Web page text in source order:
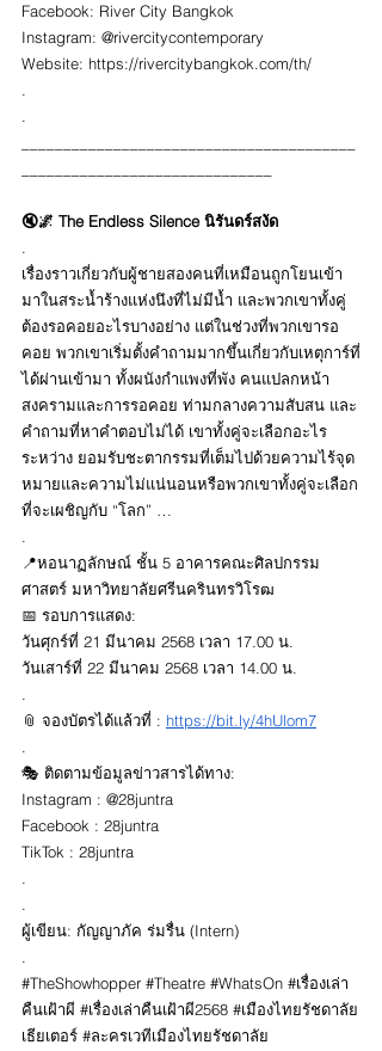
Facebook: River City Bangkok
Instagram: @rivercitycontemporary
Website: https://rivercitybangkok.com/th/
.
.
🔇🌌 The Endless Silence นิรันดร์สงัด
.
เรื่องราวเกี่ยวกับผู้ชายสองคนที่เหมือนถูกโยนเข้า
มาในสระน้ำร้างแห่งนึงที่ไม่มีน้ำ และพวกเขาทั้งคู่
ต้องรอคอยอะไรบางอย่าง แต่ในช่วงที่พวกเขารอ
คอย พวกเขาเริ่มตั้งคำถามมากขึ้นเกี่ยวกับเหตุการ์ที่
ได้ผ่านเข้ามา ทั้งผนังกำแพงที่พัง คนแปลกหน้า
สงครามและการรอคอย ท่ามกลางความสับสน และ
คำถามที่หาคำตอบไม่ได้ เขาทั้งคู่จะเลือกอะไร
ระหว่าง ยอมรับชะตากรรมที่เต็มไปด้วยความไร้จุด
หมายและความไม่แน่นอนหรือพวกเขาทั้งคู่จะเลือก
ที่จะเผชิญกับ “โลก” …
.
📍หอนาฏลักษณ์ ชั้น 5 อาคารคณะศิลปกรรม
ศาสตร์ มหาวิทยาลัยศรีนครินทรวิโรฒ
📅 รอบการแสดง:
วันศุกร์ที่ 21 มีนาคม 2568 เวลา 17.00 น.
วันเสาร์ที่ 22 มีนาคม 2568 เวลา 14.00 น.
.
📎 จองบัตรได้แล้วที่ : https://bit.ly/4hUlom7
.
🎭 ติดตามข้อมูลข่าวสารได้ทาง:
Instagram : @28juntra
Facebook : 28juntra
TikTok : 28juntra
.
.
ผู้เขียน: กัญญาภัค ร่มรื่น (Intern)
.
#TheShowhopper #Theatre #WhatsOn #เรื่องเล่า
คืนเฝ้าผี #เรื่องเล่าคืนเฝ้าผี2568 #เมืองไทยรัชดาลัย
เธียเตอร์ #ละครเวทีเมืองไทยรัชดาลัย